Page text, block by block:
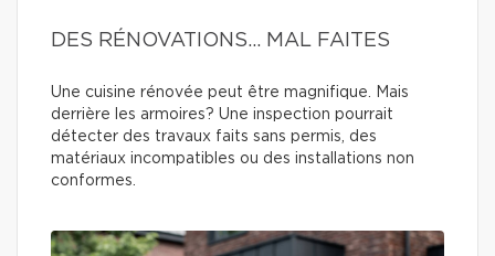
DES RÉNOVATIONS… MAL FAITES
Une cuisine rénovée peut être magnifique. Mais
derrière les armoires? Une inspection pourrait
détecter des travaux faits sans permis, des
matériaux incompatibles ou des installations non
conformes.